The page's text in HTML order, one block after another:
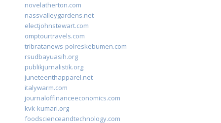
novelatherton.com
nassvalleygardens.net
electjohnstewart.com
omptourtravels.com
tribratanews-polreskebumen.com
rsudbayuasih.org
publikjurnalistik.org
juneteenthapparel.net
italywarm.com
journaloffinanceeconomics.com
kvk-kumari.org
foodscienceandtechnology.com